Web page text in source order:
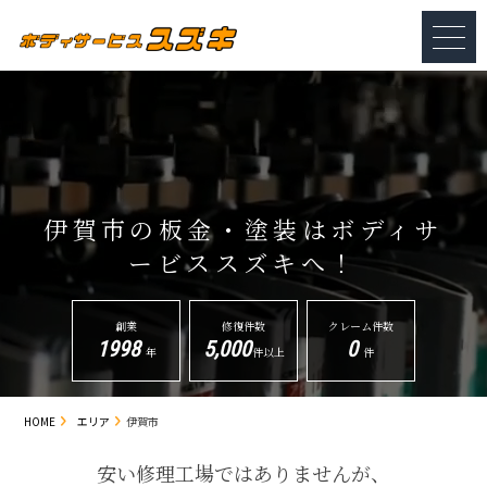
伊賀市の板金・塗装は ボディサ
ービススズキへ！
創業
1998 年
修復件数
5,000件以上
クレーム件数
0 件
HOME エリア 伊賀市
安い修理工場ではありませんが、